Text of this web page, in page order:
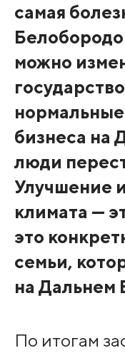
самая
можно
бизнеса на
люди
Улучшение
климата —
это
семьи,
на Дальнем
По итогам